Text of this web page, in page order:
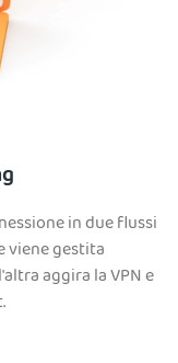
in due flussi
viene gestita
aggira la VPN e